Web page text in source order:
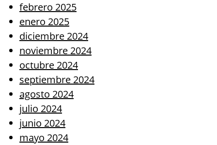
febrero 2025
enero 2025
diciembre 2024
noviembre 2024
octubre 2024
septiembre 2024
agosto 2024
julio 2024
junio 2024
mayo 2024